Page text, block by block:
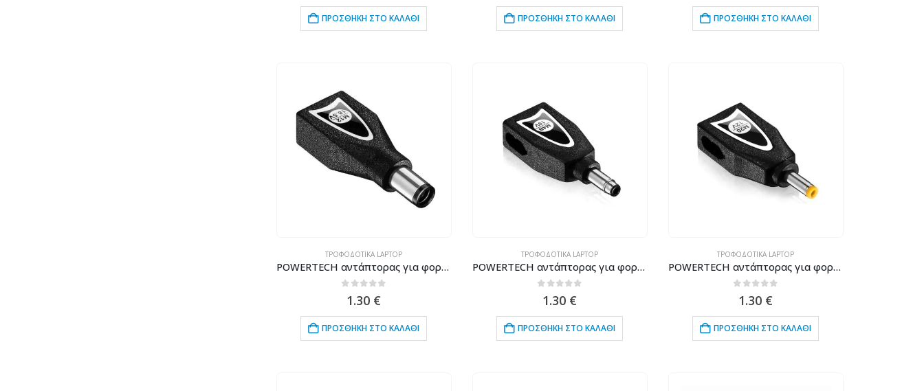
ΠΡΟΣΘΉΚΗ ΣΤΟ ΚΑΛΆΘΙ ΠΡΟΣΘΉΚΗ ΣΤΟ ΚΑΛΆΘΙ ΠΡΟΣΘΉΚΗ ΣΤΟ ΚΑΛΆΘΙ
ΤΡΟΦΟΔΟΤΙΚΆ LAPTOP
POWERTECH αντάπτορας για φορτιστή laptop M12 για HP 7.4x5mm, 18.5V, μαύρος
1.30 €
ΠΡΟΣΘΉΚΗ ΣΤΟ ΚΑΛΆΘΙ
ΤΡΟΦΟΔΟΤΙΚΆ LAPTOP
POWERTECH αντάπτορας για φορτιστή laptop M4B για HP/Compaq 4.8×1.7mm, 19V, μαύρος
1.30 €
ΠΡΟΣΘΉΚΗ ΣΤΟ ΚΑΛΆΘΙ
ΤΡΟΦΟΔΟΤΙΚΆ LAPTOP
POWERTECH αντάπτορας για φορτιστή laptop M20 για HP 4×1.7mm, 19V, μαύρος
1.30 €
ΠΡΟΣΘΉΚΗ ΣΤΟ ΚΑΛΆΘΙ